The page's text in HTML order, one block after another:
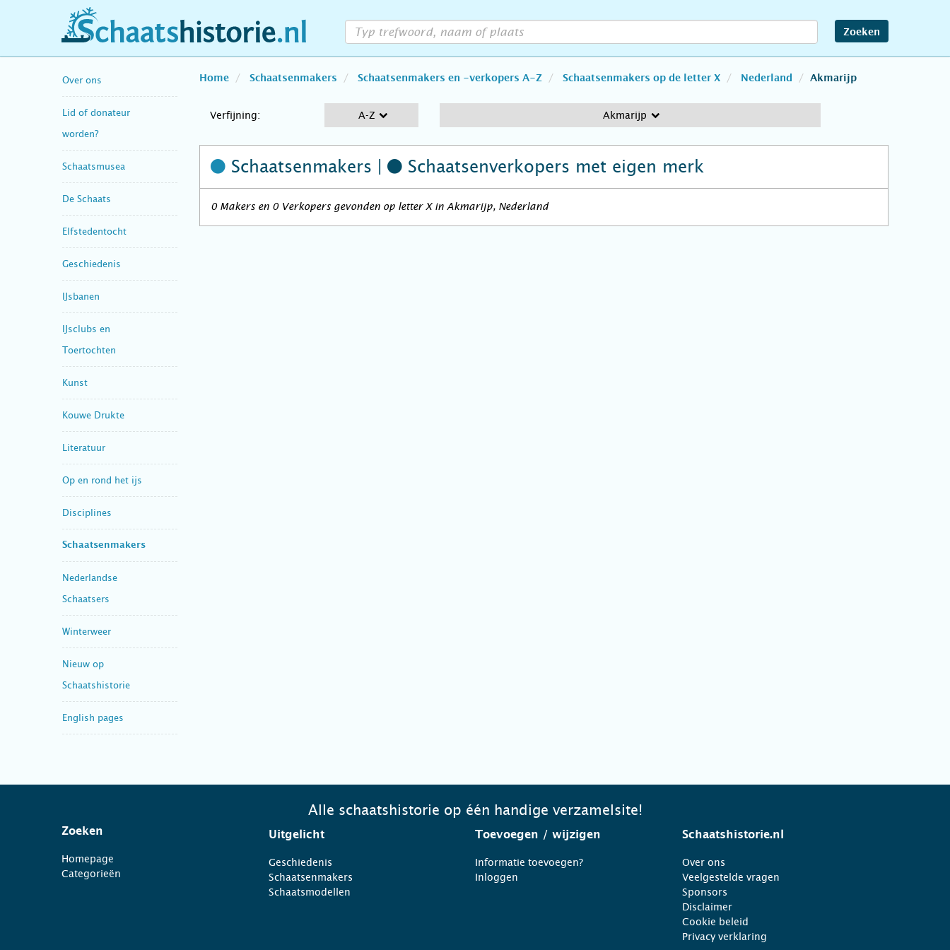
schaatshistorie.nl Zoeken
Over ons
Lid of donateur
worden?
Schaatsmusea
De Schaats
Elfstedentocht
Geschiedenis
IJsbanen
IJsclubs en
Toertochten
Kunst
Kouwe Drukte
Literatuur
Op en rond het ijs
Disciplines
Schaatsenmakers
Nederlandse
Schaatsers
Winterweer
Nieuw op
Schaatshistorie
English pages
Home Schaatsenmakers Schaatsenmakers en -verkopers A-Z Schaatsenmakers op de letter X Nederland Akmarijp
Verfijning: A-Z Akmarijp
Schaatsenmakers | Schaatsenverkopers met eigen merk
0 Makers en 0 Verkopers gevonden op letter X in Akmarijp, Nederland
Alle schaatshistorie op één handige verzamelsite!
Zoeken
Homepage
Categorieën
Uitgelicht
Geschiedenis
Schaatsenmakers
Schaatsmodellen
Toevoegen / wijzigen
Informatie toevoegen?
Inloggen
Schaatshistorie.nl
Over ons
Veelgestelde vragen
Sponsors
Disclaimer
Cookie beleid
Privacy verklaring